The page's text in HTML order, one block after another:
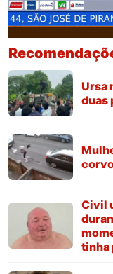
Ursa
duas
Civil
tinha